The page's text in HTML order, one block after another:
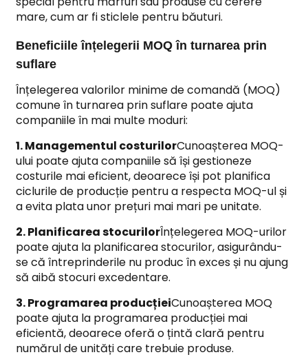
mare, cum ar fi sticlele pentru băuturi.
Beneficiile înțelegerii MOQ în turnarea prin
suflare
Înțelegerea valorilor minime de comandă (MOQ)
comune în turnarea prin suflare poate ajuta
companiile în mai multe moduri:
1. Managementul costurilorCunoașterea MOQ-
ului poate ajuta companiile să își gestioneze
costurile mai eficient, deoarece își pot planifica
ciclurile de producție pentru a respecta MOQ-ul și
a evita plata unor prețuri mai mari pe unitate.
2. Planificarea stocurilorÎnțelegerea MOQ-urilor
poate ajuta la planificarea stocurilor, asigurându-
se că întreprinderile nu produc în exces și nu ajung
să aibă stocuri excedentare.
3. Programarea producțieiCunoașterea MOQ
poate ajuta la programarea producției mai
eficientă, deoarece oferă o țintă clară pentru
numărul de unități care trebuie produse.